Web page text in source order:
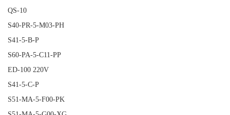
QS-10
S40-PR-5-M03-PH
S41-5-B-P
S60-PA-5-C11-PP
ED-100 220V
S41-5-C-P
S51-MA-5-F00-PK